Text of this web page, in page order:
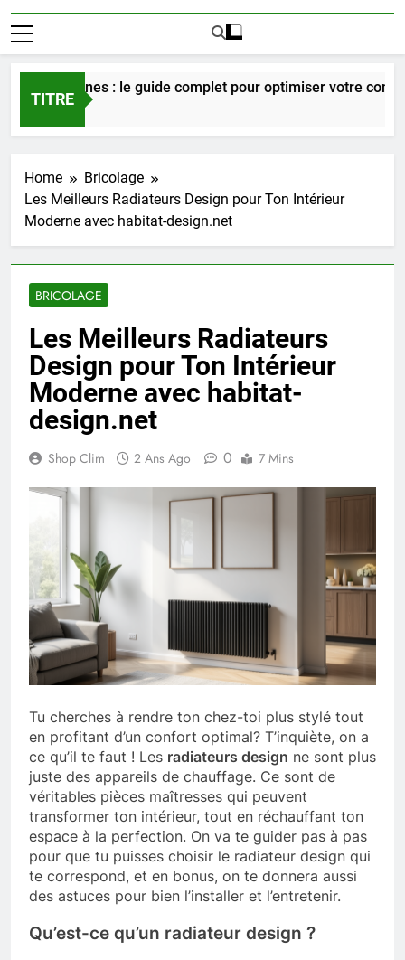
TITRE
zones : le guide complet pour optimiser votre confort en
Home
Bricolage
Les Meilleurs Radiateurs Design pour Ton Intérieur
Moderne avec habitat-design.net
BRICOLAGE
Les Meilleurs Radiateurs
Design pour Ton Intérieur
Moderne avec habitat-
design.net
Shop Clim 2 Ans Ago 0 7 Mins
Tu cherches à rendre ton chez-toi plus stylé tout
en profitant d’un confort optimal? T’inquiète, on a
ce qu’il te faut ! Les radiateurs design ne sont plus
juste des appareils de chauffage. Ce sont de
véritables pièces maîtresses qui peuvent
transformer ton intérieur, tout en réchauffant ton
espace à la perfection. On va te guider pas à pas
pour que tu puisses choisir le radiateur design qui
te correspond, et en bonus, on te donnera aussi
des astuces pour bien l’installer et l’entretenir.
Qu’est-ce qu’un radiateur design ?